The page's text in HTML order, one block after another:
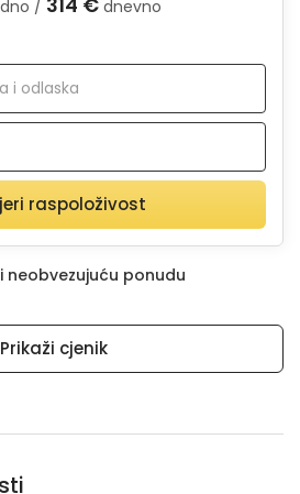
/
dnevno
raspoloživost
neobvezujuću ponudu
Prikaži cjenik